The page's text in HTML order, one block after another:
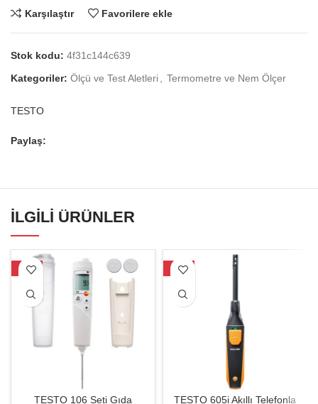
Karşılaştır Favorilere ekle
Stok kodu: 4f31c144c639
Kategoriler: Ölçü ve Test Aletleri Termometre ve Nem Ölçer
TESTO
Paylaş:
İLGILI ÜRÜNLER
-26%
TESTO 106 Seti Gıda
-23%
TESTO 605i Akıllı Telefonla